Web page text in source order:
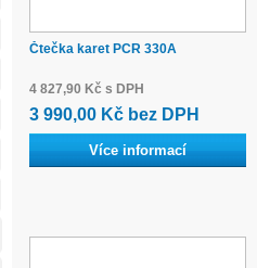
Čtečka karet PCR 330A
4 827,90 Kč s DPH
3 990,00 Kč bez DPH
Více informací